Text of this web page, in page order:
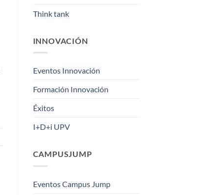
Think tank
INNOVACIÓN
Eventos Innovación
Formación Innovación
Éxitos
I+D+i UPV
CAMPUSJUMP
Eventos Campus Jump